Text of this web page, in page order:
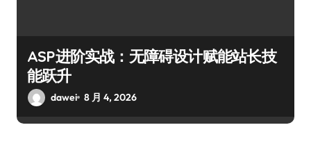
ASP进阶实战：无障碍设计赋能站长技
能跃升
dawei 8 月 4, 2026